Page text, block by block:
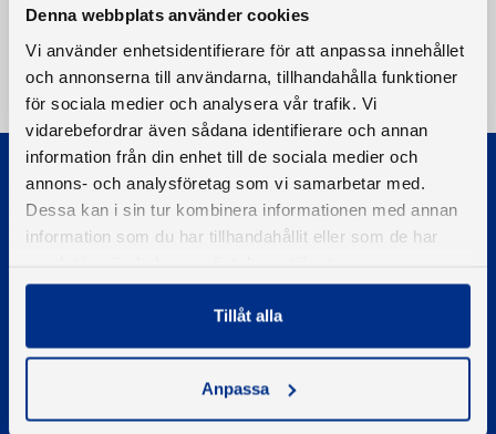
Denna webbplats använder cookies
Vi använder enhetsidentifierare för att anpassa innehållet
och annonserna till användarna, tillhandahålla funktioner
för sociala medier och analysera vår trafik. Vi
vidarebefordrar även sådana identifierare och annan
information från din enhet till de sociala medier och
annons- och analysföretag som vi samarbetar med.
Dessa kan i sin tur kombinera informationen med annan
information som du har tillhandahållit eller som de har
Tillåt alla
Anpassa
© 2026 - Svenska Båtunionen
PIGMENT WEBBYRÅ
Kontakta oss